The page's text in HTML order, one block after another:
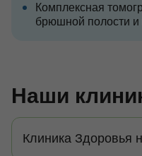
Комплексная
брюшной полости и
Наши
Клиника Здоровья